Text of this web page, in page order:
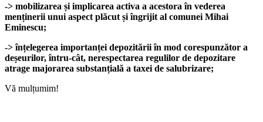
-> mobilizarea și implicarea activa a acestora în vederea
menținerii unui aspect plăcut și îngrijit al comunei Mihai
Eminescu;
-> înțelegerea importanței depozitării în mod corespunzător a
deșeurilor, întru-cât, nerespectarea regulilor de depozitare
atrage majorarea substanțială a taxei de salubrizare;
Vă mulțumim!